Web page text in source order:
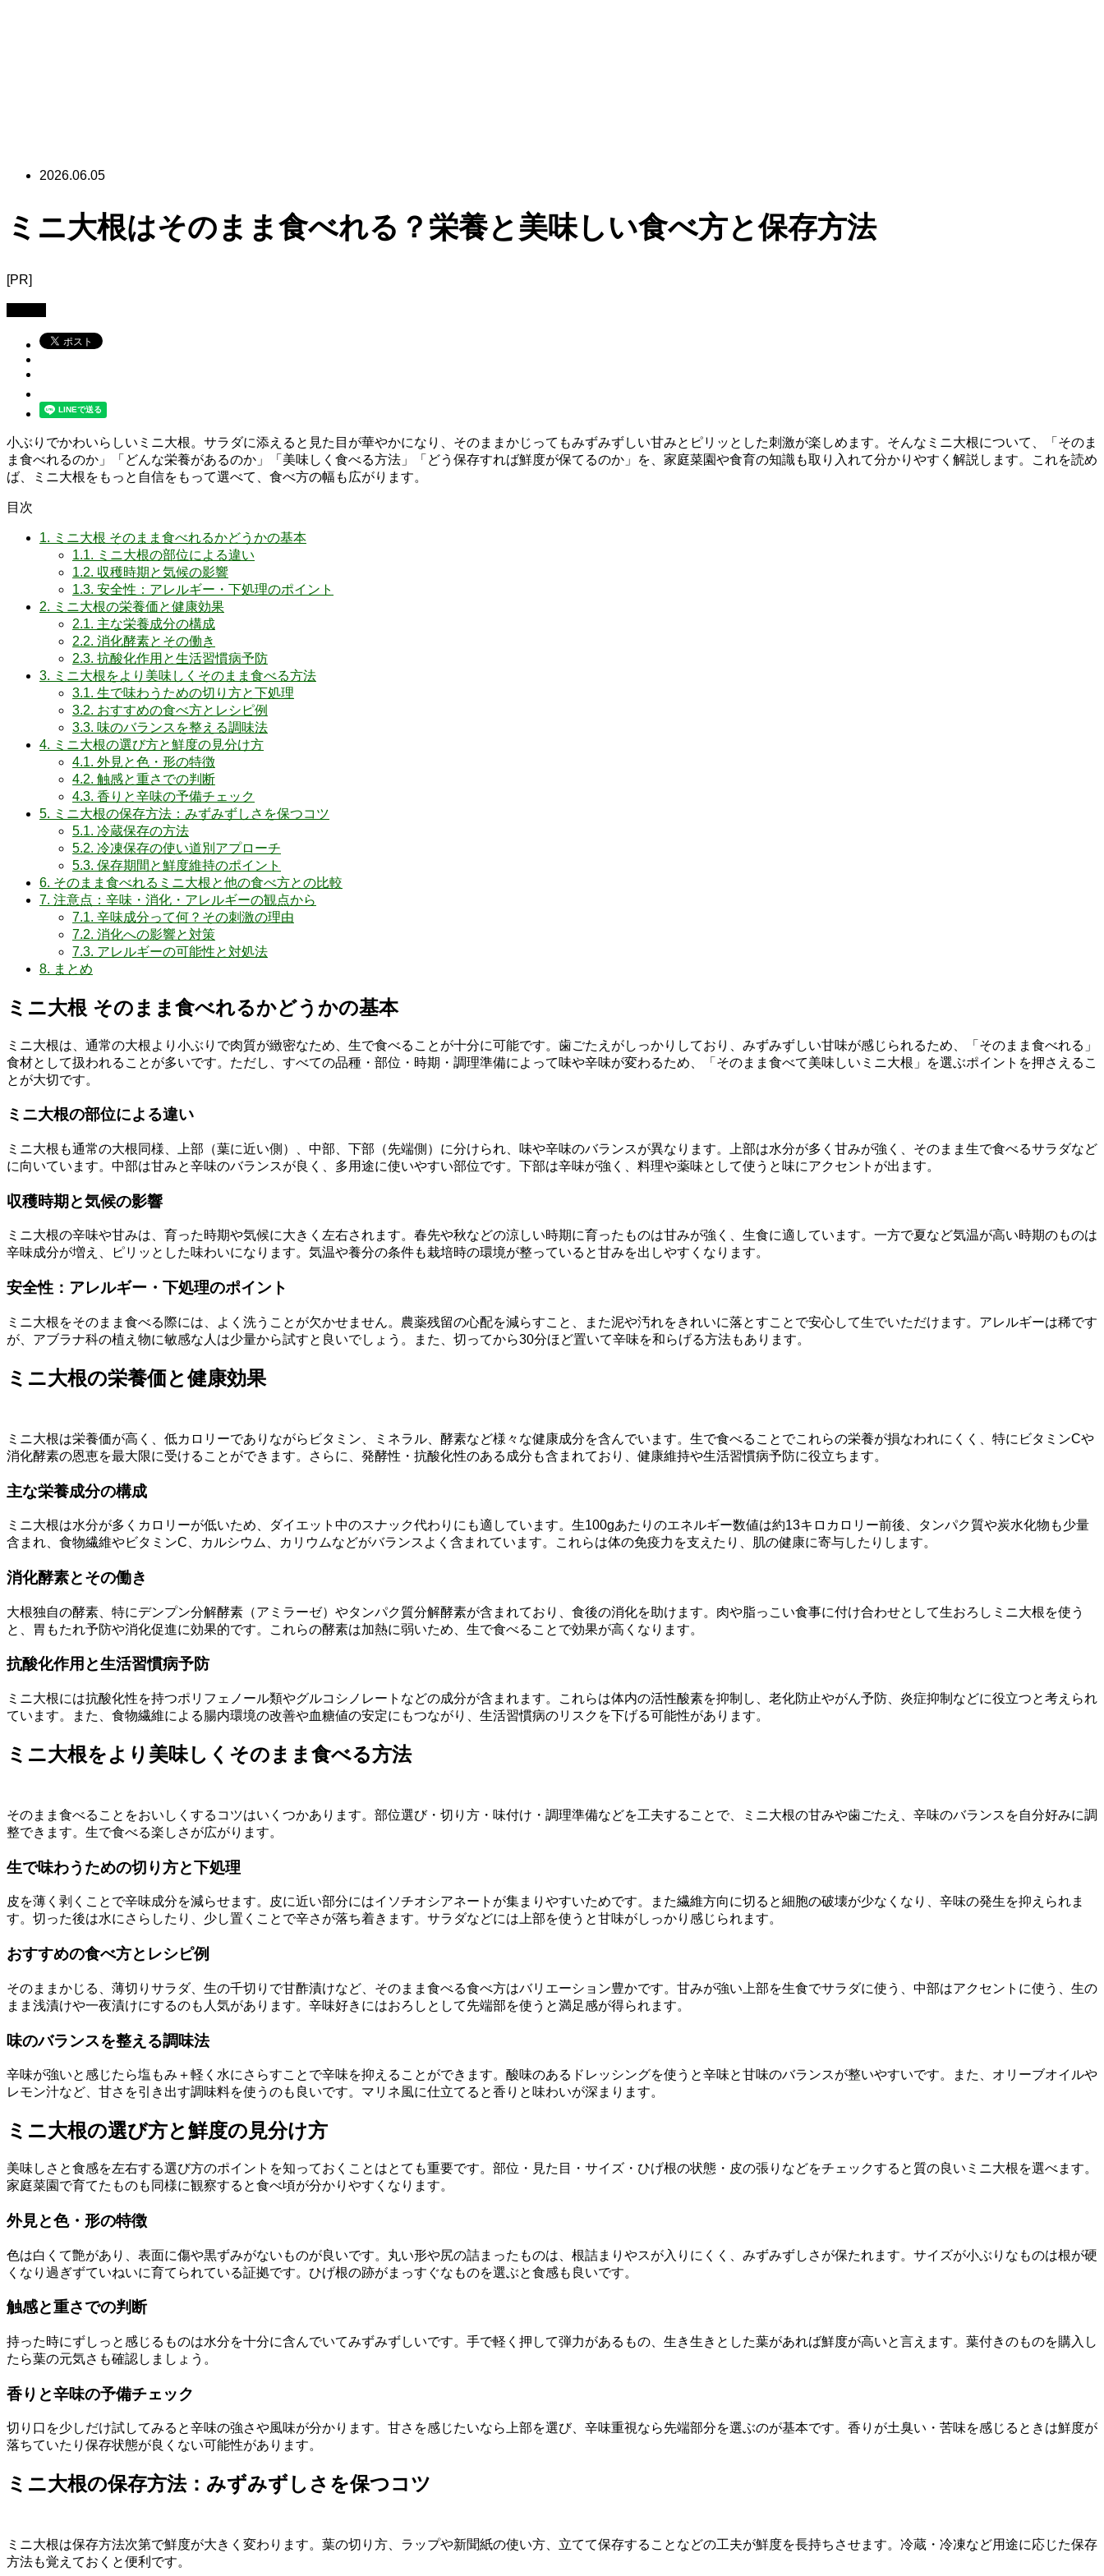
2026.06.05
ミニ大根はそのまま食べれる？栄養と美味しい食べ方と保存方法
[PR]
小ぶりでかわいらしいミニ大根。サラダに添えると見た目が華やかになり、そのままかじってもみずみずしい甘みとピリッとした刺激が楽しめます。そんなミニ大根について、「そのま
ま食べれるのか」「どんな栄養があるのか」「美味しく食べる方法」「どう保存すれば鮮度が保てるのか」を、家庭菜園や食育の知識も取り入れて分かりやすく解説します。これを読め
ば、ミニ大根をもっと自信をもって選べて、食べ方の幅も広がります。
目次
1. ミニ大根 そのまま食べれるかどうかの基本
1.1. ミニ大根の部位による違い
1.2. 収穫時期と気候の影響
1.3. 安全性：アレルギー・下処理のポイント
2. ミニ大根の栄養価と健康効果
2.1. 主な栄養成分の構成
2.2. 消化酵素とその働き
2.3. 抗酸化作用と生活習慣病予防
3. ミニ大根をより美味しくそのまま食べる方法
3.1. 生で味わうための切り方と下処理
3.2. おすすめの食べ方とレシピ例
3.3. 味のバランスを整える調味法
4. ミニ大根の選び方と鮮度の見分け方
4.1. 外見と色・形の特徴
4.2. 触感と重さでの判断
4.3. 香りと辛味の予備チェック
5. ミニ大根の保存方法：みずみずしさを保つコツ
5.1. 冷蔵保存の方法
5.2. 冷凍保存の使い道別アプローチ
5.3. 保存期間と鮮度維持のポイント
6. そのまま食べれるミニ大根と他の食べ方との比較
7. 注意点：辛味・消化・アレルギーの観点から
7.1. 辛味成分って何？その刺激の理由
7.2. 消化への影響と対策
7.3. アレルギーの可能性と対処法
8. まとめ
ミニ大根 そのまま食べれるかどうかの基本
ミニ大根は、通常の大根より小ぶりで肉質が緻密なため、生で食べることが十分に可能です。歯ごたえがしっかりしており、みずみずしい甘味が感じられるため、「そのまま食べれる」
食材として扱われることが多いです。ただし、すべての品種・部位・時期・調理準備によって味や辛味が変わるため、「そのまま食べて美味しいミニ大根」を選ぶポイントを押さえるこ
とが大切です。
ミニ大根の部位による違い
ミニ大根も通常の大根同様、上部（葉に近い側）、中部、下部（先端側）に分けられ、味や辛味のバランスが異なります。上部は水分が多く甘みが強く、そのまま生で食べるサラダなど
に向いています。中部は甘みと辛味のバランスが良く、多用途に使いやすい部位です。下部は辛味が強く、料理や薬味として使うと味にアクセントが出ます。
収穫時期と気候の影響
ミニ大根の辛味や甘みは、育った時期や気候に大きく左右されます。春先や秋などの涼しい時期に育ったものは甘みが強く、生食に適しています。一方で夏など気温が高い時期のものは
辛味成分が増え、ピリッとした味わいになります。気温や養分の条件も栽培時の環境が整っていると甘みを出しやすくなります。
安全性：アレルギー・下処理のポイント
ミニ大根をそのまま食べる際には、よく洗うことが欠かせません。農薬残留の心配を減らすこと、また泥や汚れをきれいに落とすことで安心して生でいただけます。アレルギーは稀です
が、アブラナ科の植え物に敏感な人は少量から試すと良いでしょう。また、切ってから30分ほど置いて辛味を和らげる方法もあります。
ミニ大根の栄養価と健康効果
ミニ大根は栄養価が高く、低カロリーでありながらビタミン、ミネラル、酵素など様々な健康成分を含んでいます。生で食べることでこれらの栄養が損なわれにくく、特にビタミンCや
消化酵素の恩恵を最大限に受けることができます。さらに、発酵性・抗酸化性のある成分も含まれており、健康維持や生活習慣病予防に役立ちます。
主な栄養成分の構成
ミニ大根は水分が多くカロリーが低いため、ダイエット中のスナック代わりにも適しています。生100gあたりのエネルギー数値は約13キロカロリー前後、タンパク質や炭水化物も少量
含まれ、食物繊維やビタミンC、カルシウム、カリウムなどがバランスよく含まれています。これらは体の免疫力を支えたり、肌の健康に寄与したりします。
消化酵素とその働き
大根独自の酵素、特にデンプン分解酵素（アミラーゼ）やタンパク質分解酵素が含まれており、食後の消化を助けます。肉や脂っこい食事に付け合わせとして生おろしミニ大根を使う
と、胃もたれ予防や消化促進に効果的です。これらの酵素は加熱に弱いため、生で食べることで効果が高くなります。
抗酸化作用と生活習慣病予防
ミニ大根には抗酸化性を持つポリフェノール類やグルコシノレートなどの成分が含まれます。これらは体内の活性酸素を抑制し、老化防止やがん予防、炎症抑制などに役立つと考えられ
ています。また、食物繊維による腸内環境の改善や血糖値の安定にもつながり、生活習慣病のリスクを下げる可能性があります。
ミニ大根をより美味しくそのまま食べる方法
そのまま食べることをおいしくするコツはいくつかあります。部位選び・切り方・味付け・調理準備などを工夫することで、ミニ大根の甘みや歯ごたえ、辛味のバランスを自分好みに調
整できます。生で食べる楽しさが広がります。
生で味わうための切り方と下処理
皮を薄く剥くことで辛味成分を減らせます。皮に近い部分にはイソチオシアネートが集まりやすいためです。また繊維方向に切ると細胞の破壊が少なくなり、辛味の発生を抑えられま
す。切った後は水にさらしたり、少し置くことで辛さが落ち着きます。サラダなどには上部を使うと甘味がしっかり感じられます。
おすすめの食べ方とレシピ例
そのままかじる、薄切りサラダ、生の千切りで甘酢漬けなど、そのまま食べる食べ方はバリエーション豊かです。甘みが強い上部を生食でサラダに使う、中部はアクセントに使う、生の
まま浅漬けや一夜漬けにするのも人気があります。辛味好きにはおろしとして先端部を使うと満足感が得られます。
味のバランスを整える調味法
辛味が強いと感じたら塩もみ＋軽く水にさらすことで辛味を抑えることができます。酸味のあるドレッシングを使うと辛味と甘味のバランスが整いやすいです。また、オリーブオイルや
レモン汁など、甘さを引き出す調味料を使うのも良いです。マリネ風に仕立てると香りと味わいが深まります。
ミニ大根の選び方と鮮度の見分け方
美味しさと食感を左右する選び方のポイントを知っておくことはとても重要です。部位・見た目・サイズ・ひげ根の状態・皮の張りなどをチェックすると質の良いミニ大根を選べます。
家庭菜園で育てたものも同様に観察すると食べ頃が分かりやすくなります。
外見と色・形の特徴
色は白くて艶があり、表面に傷や黒ずみがないものが良いです。丸い形や尻の詰まったものは、根詰まりやスが入りにくく、みずみずしさが保たれます。サイズが小ぶりなものは根が硬
くなり過ぎずていねいに育てられている証拠です。ひげ根の跡がまっすぐなものを選ぶと食感も良いです。
触感と重さでの判断
持った時にずしっと感じるものは水分を十分に含んでいてみずみずしいです。手で軽く押して弾力があるもの、生き生きとした葉があれば鮮度が高いと言えます。葉付きのものを購入し
たら葉の元気さも確認しましょう。
香りと辛味の予備チェック
切り口を少しだけ試してみると辛味の強さや風味が分かります。甘さを感じたいなら上部を選び、辛味重視なら先端部分を選ぶのが基本です。香りが土臭い・苦味を感じるときは鮮度が
落ちていたり保存状態が良くない可能性があります。
ミニ大根の保存方法：みずみずしさを保つコツ
ミニ大根は保存方法次第で鮮度が大きく変わります。葉の切り方、ラップや新聞紙の使い方、立てて保存することなどの工夫が鮮度を長持ちさせます。冷蔵・冷凍など用途に応じた保存
方法も覚えておくと便利です。